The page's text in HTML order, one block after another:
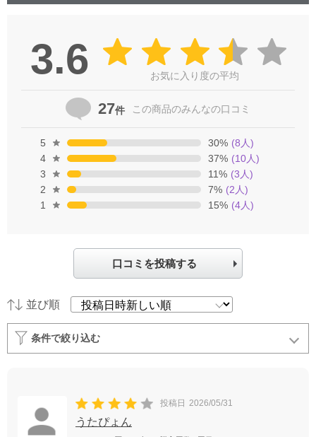
3.6 お気に入り度の平均
27件 この商品のみんなの口コミ
5 30% (8 人)
4
37% (10人)
3
11% (3 人)
2
7% (2 人)
1
15% (4人)
口コミを投稿する
並び順
条件で絞り込む
投稿日 2026/05/31
うたぴょん